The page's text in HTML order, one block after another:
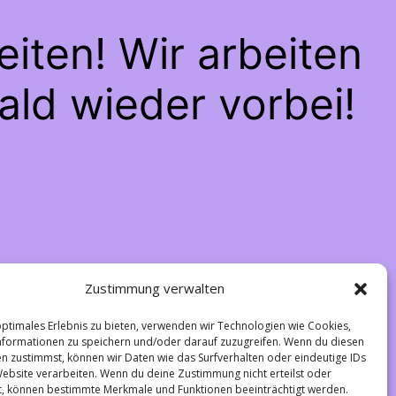
Zustimmung verwalten
Erlebnis zu bieten, verwenden wir Technologien wie Cookies,
zu speichern und/oder darauf zuzugreifen. Wenn du diesen
zustimmst, können wir Daten wie das Surfverhalten oder eindeutige IDs
verarbeiten. Wenn du deine Zustimmung nicht erteilst oder
können bestimmte Merkmale und Funktionen beeinträchtigt werden.
Wir arbeiten
wieder vorbei!